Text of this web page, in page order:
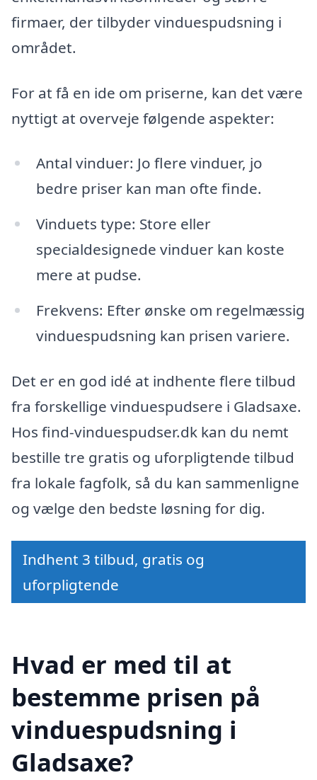
firmaer, der tilbyder vinduespudsning i
området.
For at få en ide om priserne, kan det være
nyttigt at overveje følgende aspekter:
Antal vinduer: Jo flere vinduer, jo
bedre priser kan man ofte finde.
Vinduets type: Store eller
specialdesignede vinduer kan koste
mere at pudse.
Frekvens: Efter ønske om regelmæssig
vinduespudsning kan prisen variere.
Det er en god idé at indhente flere tilbud
fra forskellige vinduespudsere i Gladsaxe.
Hos find-vinduespudser.dk kan du nemt
bestille tre gratis og uforpligtende tilbud
fra lokale fagfolk, så du kan sammenligne
og vælge den bedste løsning for dig.
Indhent 3 tilbud, gratis og
uforpligtende
Hvad er med til at
bestemme prisen på
vinduespudsning i
Gladsaxe?